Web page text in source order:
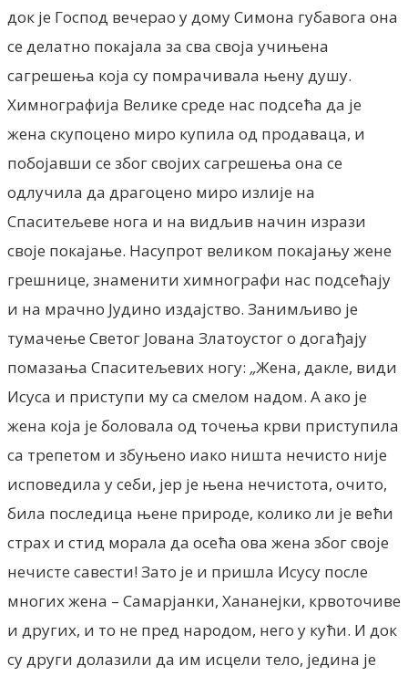
док је Господ вечерао у дому Симона губавога она
се делатно покајала за сва своја учињена
сагрешења која су помрачивала њену душу.
Химнографија Велике среде нас подсећа да је
жена скупоцено миро купила од продаваца, и
побојавши се због својих сагрешења она се
одлучила да драгоцено миро излије на
Спаситељеве нога и на видљив начин изрази
своје покајање. Насупрот великом покајању жене
грешнице, знаменити химнографи нас подсећају
и на мрачно Јудино издајство. Занимљиво је
тумачење Светог Јована Златоустог о догађају
помазања Спаситељевих ногу: „Жена, дакле, види
Исуса и приступи му са смелом надом. А ако је
жена која је боловала од точења крви приступила
са трепетом и збуњено иако ништа нечисто није
исповедила у себи, јер је њена нечистота, очито,
била последица њене природе, колико ли је већи
страх и стид морала да осећа ова жена због своје
нечисте савести! Зато је и пришла Исусу после
многих жена – Самарјанки, Хананејки, крвоточиве
и других, и то не пред народом, него у кући. И док
су други долазили да им исцели тело, једина је